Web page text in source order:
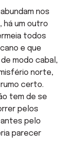
nos
há um outro
todos
e que
modo cabal,
norte,
certo.
tem de se
pelos
pelo
parecer